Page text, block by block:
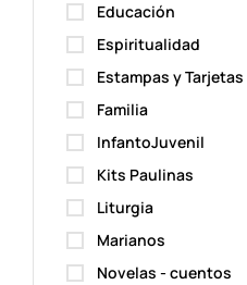
Educación
Espiritualidad
Estampas y Tarjetas
Familia
InfantoJuvenil
Kits Paulinas
Liturgia
Marianos
Novelas - cuentos